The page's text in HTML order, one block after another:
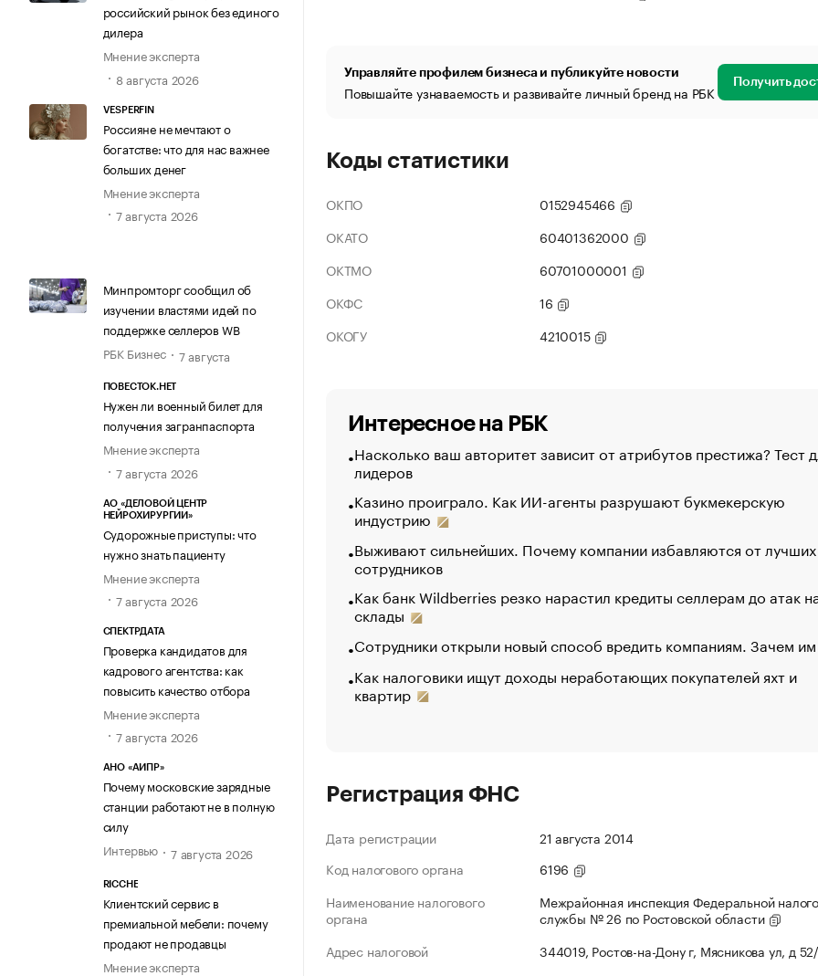
российский рынок без единого
дилера
Мнение эксперта
8 августа 2026
VESPERFIN
Россияне не мечтают о
богатстве: что для нас важнее
больших денег
Мнение эксперта
7 августа 2026
Минпромторг сообщил об
изучении властями идей по
поддержке селлеров WB
РБК Бизнес
7 августа
ПОВЕСТОК.НЕТ
Нужен ли военный билет для
получения загранпаспорта
Мнение эксперта
7 августа 2026
АО «ДЕЛОВОЙ ЦЕНТР
НЕЙРОХИРУРГИИ»
Судорожные приступы: что
нужно знать пациенту
Мнение эксперта
7 августа 2026
СПЕКТРДАТА
Проверка кандидатов для
кадрового агентства: как
повысить качество отбора
Мнение эксперта
7 августа 2026
АНО «АИПР»
Почему московские зарядные
станции работают не в полную
силу
Интервью
7 августа 2026
RICCHE
Клиентский сервис в
премиальной мебели: почему
продают не продавцы
Мнение эксперта
Управляйте профилем бизнеса и публикуйте новости
Повышайте узнаваемость и развивайте личный бренд на РБК Получить
Коды статистики
ОКПО
0152945466
ОКАТО
60401362000
ОКТМО
60701000001
ОКФС
16
ОКОГУ
4210015
Интересное на РБК
Насколько ваш авторитет зависит от атрибутов престижа? Тест
лидеров
Казино проиграло. Как ИИ-агенты разрушают букмекерскую
индустрию
Выживают сильнейших. Почему компании избавляются от лучших
сотрудников
Как банк Wildberries резко нарастил кредиты селлерам до атак
склады
Сотрудники открыли новый способ вредить компаниям. Зачем
Как налоговики ищут доходы неработающих покупателей яхт и
квартир
Регистрация ФНС
Дата регистрации
21 августа 2014
Код налогового органа
6196
Наименование налогового
органа
Межрайонная инспекция Федеральной
службы № 26 по Ростовской области
Адрес налоговой
344019, Ростов-на-Дону г, Мясникова ул, д